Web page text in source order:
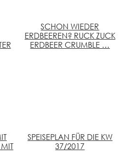
SCHON WIEDER
ERDBEEREN? RUCK ZUCK
ERDBEER CRUMBLE …
SPEISEPLAN FÜR DIE KW
37/2017